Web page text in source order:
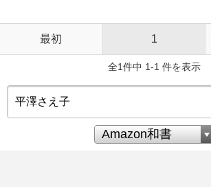
最初 1
全1件中 1-1 件を表示